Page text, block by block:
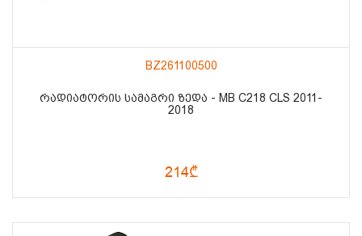
BZ261100500
ᲠᲐᲓᲘᲐᲢᲝᲠᲘᲡ ᲡᲐᲛᲐᲒᲠᲘ ᲖᲔᲓᲐ - MB C218 CLS 2011-
2018
214₾